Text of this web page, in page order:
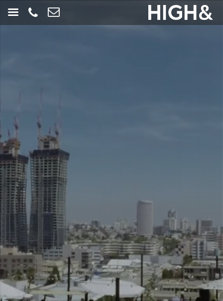
תחילתו
של
דף
אינטרנט,
לחץ
אנטר
כדי
לעבור
לאזור
תוכן
מרכזי